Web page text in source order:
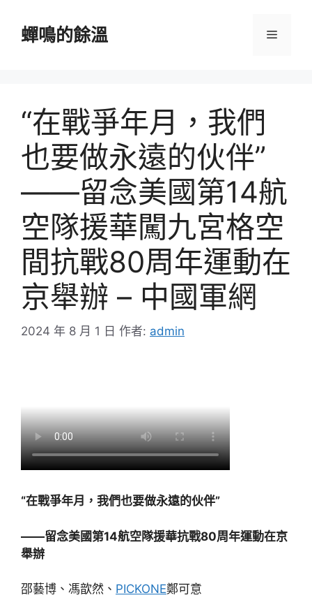
蟬鳴的餘溫 選
“在戰爭年月，我們
也要做永遠的伙伴”
——留念美國第14航
空隊援華闖九宮格空
間抗戰80周年運動在
京舉辦 – 中國軍網
2024 年 8 月 1 日 作者: admin
“在戰爭年月，我們也要做永遠的伙伴”
——留念美國第14航空隊援華抗戰80周年運動在京
舉辦
邵藝博、馮歆然、 PICKONE鄭可意